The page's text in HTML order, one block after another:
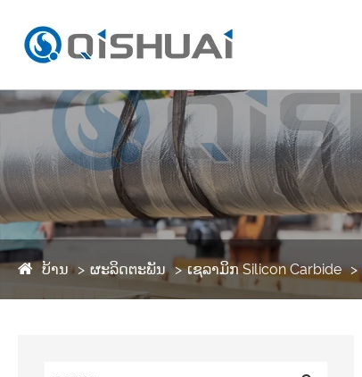
ບ້ານ ຜະລິດຕະພັນ ເຊລາມິກ Silicon Carbide